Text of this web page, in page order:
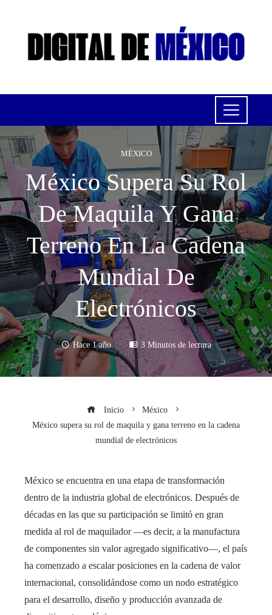
MÉXICO
México Supera Su Rol
De Maquila Y Gana
Terreno En La Cadena
Mundial De
Electrónicos
Hace 1 año 3 Minutos de lectura
Inicio
México
México supera su rol de maquila y gana terreno en la cadena
mundial de electrónicos
México se encuentra en una etapa de transformación
dentro de la industria global de electrónicos. Después de
décadas en las que su participación se limitó en gran
medida al rol de maquilador —es decir, a la manufactura
de componentes sin valor agregado significativo—, el país
ha comenzado a escalar posiciones en la cadena de valor
internacional, consolidándose como un nodo estratégico
para el desarrollo, diseño y producción avanzada de